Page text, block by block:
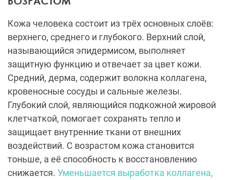
Кожа человека состоит из трёх основных слоёв:
верхнего, среднего и глубокого. Верхний слой,
называющийся эпидермисом, выполняет
защитную функцию и отвечает за цвет кожи.
Средний, дерма, содержит волокна коллагена,
кровеносные сосуды и сальные железы.
Глубокий слой, являющийся подкожной жировой
клетчаткой, помогает сохранять тепло и
защищает внутренние ткани от внешних
воздействий. С возрастом кожа становится
тоньше, а её способность к восстановлению
снижается. Уменьшается выработка коллагена,